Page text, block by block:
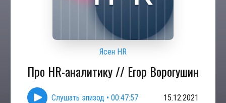
Ясен HR
Про HR-аналитику // Егор Ворогушин
Слушать эпизод • 00:47:57 15.12.2021